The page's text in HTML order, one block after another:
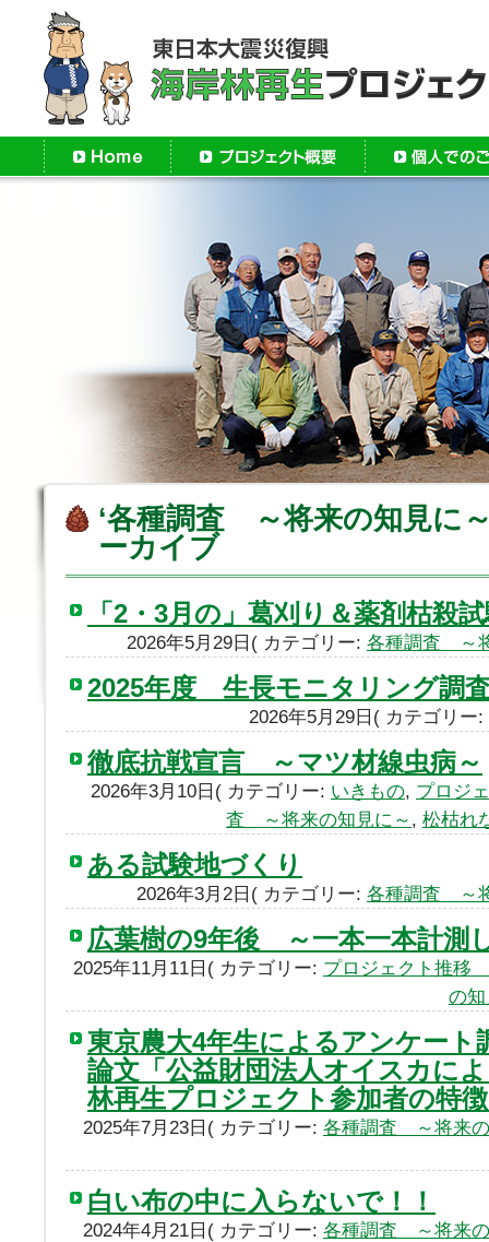
‘各種調査 ～将来の知見に
ーカイブ
「2・3月の」葛刈り＆薬剤枯殺
2026年5月29日( カテゴリー: 各種調査 ～
2025年度 生長モニタリング調
2026年5月29日( カテゴリー:
徹底抗戦宣言 ～マツ材線虫病～
2026年3月10日( カテゴリー: いきもの, プロジ
査 ～将来の知見に～ , 松枯れ
ある試験地づくり
2026年3月2日( カテゴリー: 各種調査 ～
広葉樹の9年後 ～一本一本計
2025年11月11日( カテゴリー: プロジェクト推移
の
東京農大4年生によるアンケー
論文「公益財団法人オイスカに
林再生プロジェクト参加者の特
2025年7月23日( カテゴリー: 各種調査 ～将来
白い布の中に入らないで！！
2024年4月21日( カテゴリー: 各種調査 ～将来